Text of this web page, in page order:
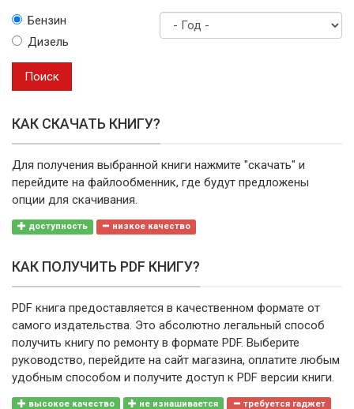
маркуБензин
Дизель
Поиск
КАК СКАЧАТЬ КНИГУ?
Для получения выбранной книги нажмите "скачать" и
перейдите на файлообменник, где будут предложены
опции для скачивания.
доступность низкое качество
КАК ПОЛУЧИТЬ PDF КНИГУ?
PDF книга предоставляется в качественном формате от
самого издательства. Это абсолютно легальный способ
получить книгу по ремонту в формате PDF. Выберите
руководство, перейдите на сайт магазина, оплатите любым
удобным способом и получите доступ к PDF версии книги.
высокое качество не изнашивается требуется гаджет